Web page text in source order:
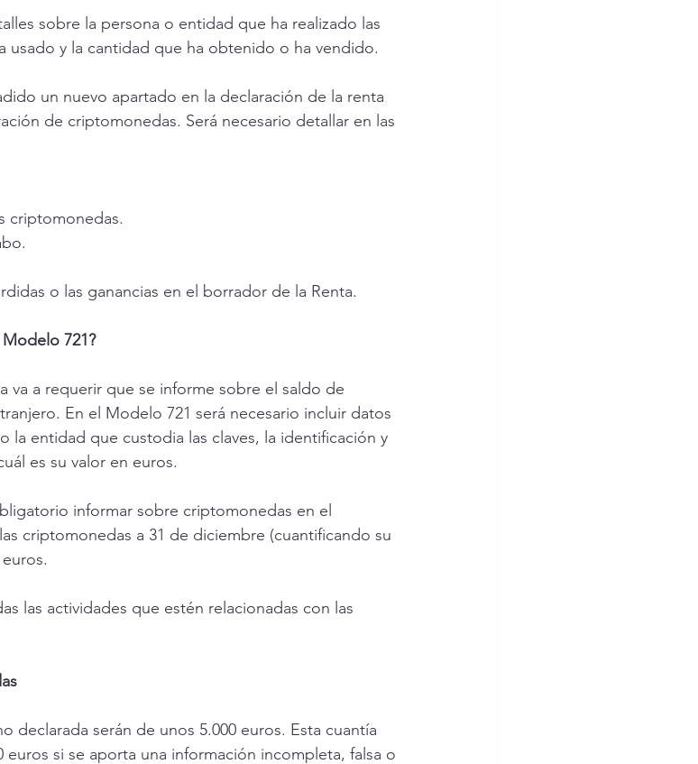
sobre la persona o entidad que ha realizado las
usado y la cantidad que ha obtenido o ha vendido.
un nuevo apartado en la declaración de la renta
de criptomonedas. Será necesario detallar en las
criptomonedas.
o las ganancias en el borrador de la Renta.
721?
va a requerir que se informe sobre el saldo de
En el Modelo 721 será necesario incluir datos
la entidad que custodia las claves, la identificación y
es su valor en euros.
informar sobre criptomonedas en el
criptomonedas a 31 de diciembre (cuantificando su
las actividades que estén relacionadas con las
declarada serán de unos 5.000 euros. Esta cuantía
euros si se aporta una información incompleta, falsa o